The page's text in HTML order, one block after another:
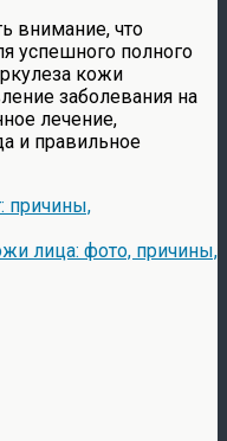
внимание, что
успешного полного
кожи
заболевания на
лечение,
и правильное
причины,
лица: фото, причины,